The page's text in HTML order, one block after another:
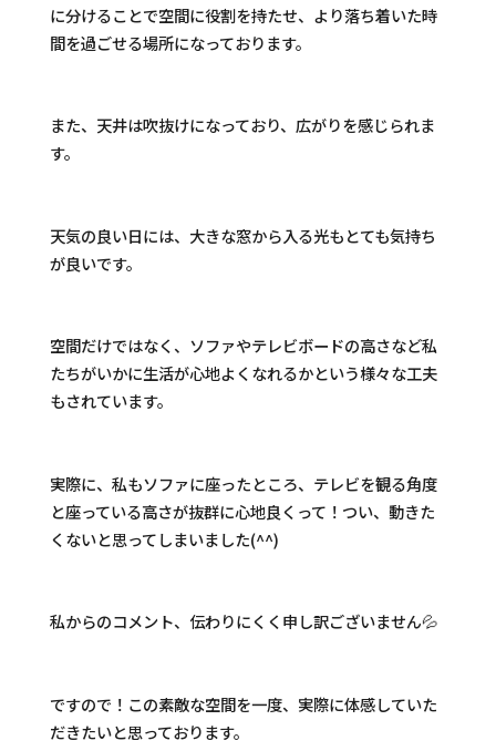
に分けることで空間に役割を持たせ、より落ち着いた時
間を過ごせる場所になっております。
また、天井は吹抜けになっており、広がりを感じられま
す。
天気の良い日には、大きな窓から入る光もとても気持ち
が良いです。
空間だけではなく、ソファやテレビボードの高さなど私
たちがいかに生活が心地よくなれるかという様々な工夫
もされています。
実際に、私もソファに座ったところ、テレビを観る角度
と座っている高さが抜群に心地良くって！つい、動きた
くないと思ってしまいました(^^)
私からのコメント、伝わりにくく申し訳ございません💦
ですので！この素敵な空間を一度、実際に体感していた
だきたいと思っております。